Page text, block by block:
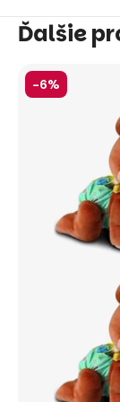
Ďalšie
-6%